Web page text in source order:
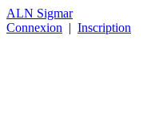
ALN Sigmar
Connexion | Inscription